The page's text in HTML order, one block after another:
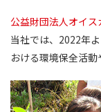
公益財団法人オイス
当社では、2022年
おける環境保全活動